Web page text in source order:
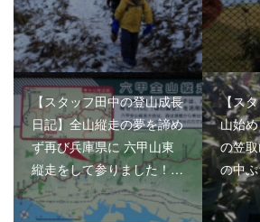
【スタッフ田中の登山成長
日記】全山縦走の夢を諦め
ず再び兵庫県に 六甲山東
縦走をして参りました！…
【ス
山始
の笠
の中